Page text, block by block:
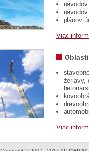
plánov
Viac
žeriavy,
Viac